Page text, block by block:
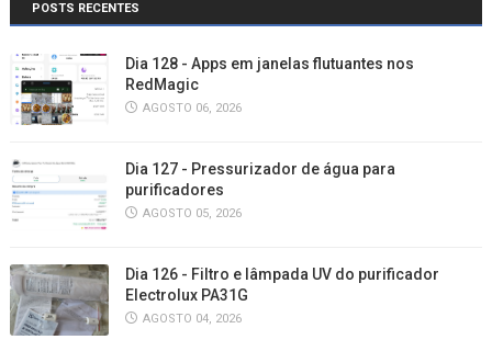
POSTS RECENTES
Dia 128 - Apps em janelas flutuantes nos
RedMagic
AGOSTO 06, 2026
Dia 127 - Pressurizador de água para
purificadores
AGOSTO 05, 2026
Dia 126 - Filtro e lâmpada UV do purificador
Electrolux PA31G
AGOSTO 04, 2026